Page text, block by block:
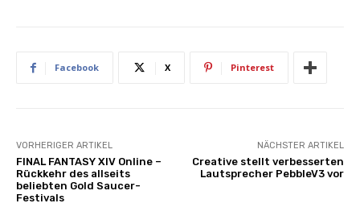
Facebook X Pinterest
VORHERIGER ARTIKEL
FINAL FANTASY XIV Online –
Rückkehr des allseits
beliebten Gold Saucer-
Festivals
NÄCHSTER ARTIKEL
Creative stellt verbesserten
Lautsprecher PebbleV3 vor